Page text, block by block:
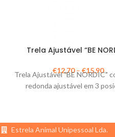
Trela Ajustável “BE
€12,70–€15,90
Trela Ajustável "BE NORDIC"
redonda ajustável em 3
Estrela Animal Unipessoal Lda.